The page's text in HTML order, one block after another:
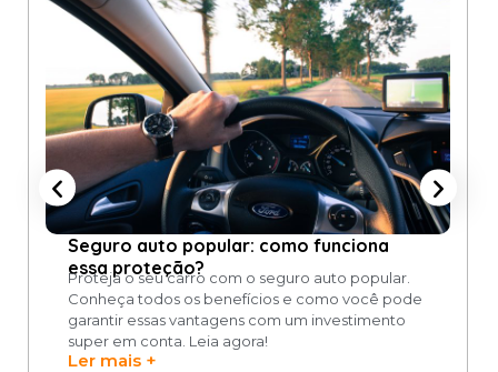
Seguro auto popular: como funciona
essa proteção?
Proteja o seu carro com o seguro auto popular.
Conheça todos os benefícios e como você pode
garantir essas vantagens com um investimento
super em conta. Leia agora!
Ler mais +